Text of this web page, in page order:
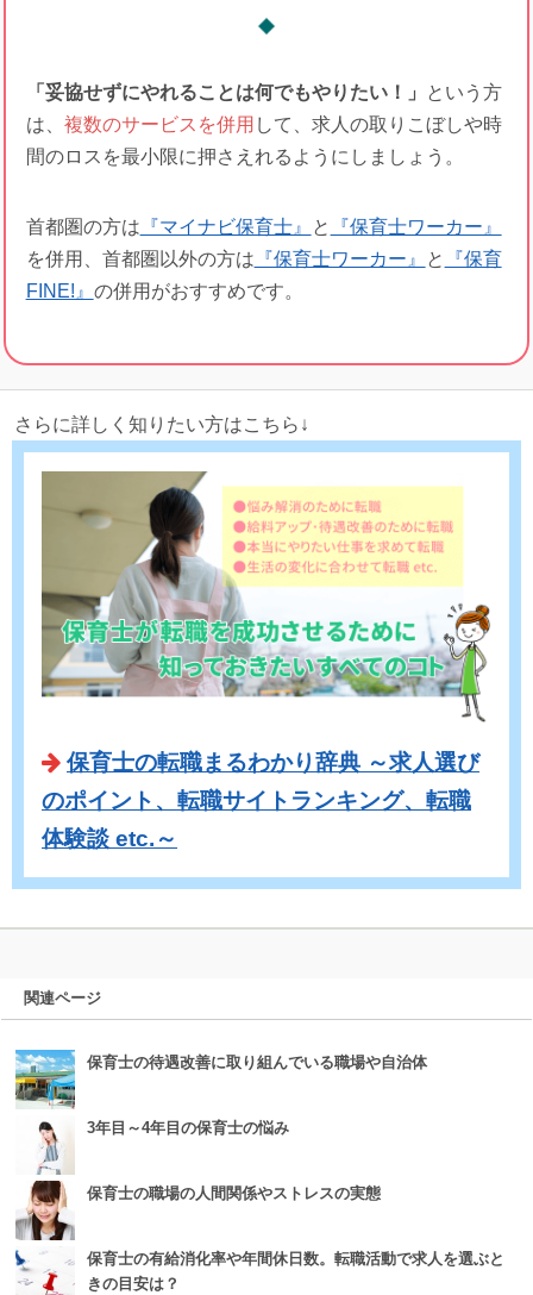
「妥協せずにやれることは何でもやりたい！」
という方
は、 複数のサービスを併用 して、求人の取りこぼしや時
間のロスを最小限に押さえれるようにしましょう。
首都圏の方は 『マイナビ保育士』 と
『保育士ワーカー』
を併用、首都圏以外の方は 『保育士ワーカー』 と
『保育
FINE!』 の併用がおすすめです。
さらに詳しく知りたい方はこちら↓
保育士の転職まるわかり辞典 ～求人選び
のポイント、転職サイトランキング、転職
体験談 etc.～
関連ページ
保育士の待遇改善に取り組んでいる職場や自治体
3年目～4年目の保育士の悩み
保育士の職場の人間関係やストレスの実態
保育士の有給消化率や年間休日数。転職活動で求人を選ぶと
きの目安は？